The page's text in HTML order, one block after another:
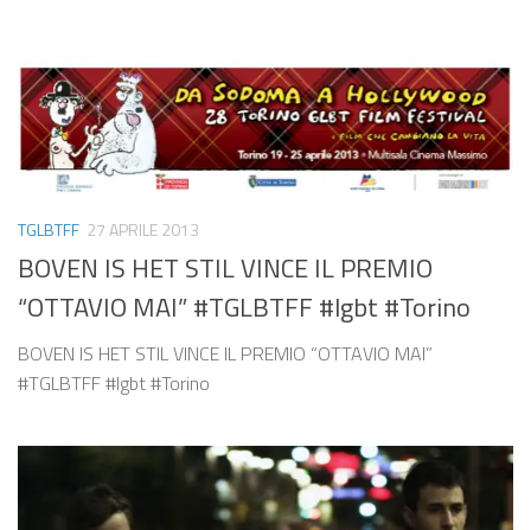
TGLBTFF 27 APRILE 2013
BOVEN IS HET STIL VINCE IL PREMIO
“OTTAVIO MAI” #TGLBTFF #lgbt #Torino
BOVEN IS HET STIL VINCE IL PREMIO “OTTAVIO MAI”
#TGLBTFF #lgbt #Torino